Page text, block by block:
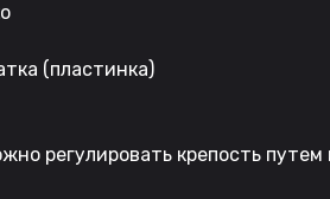
(пластинка)
регулировать крепость